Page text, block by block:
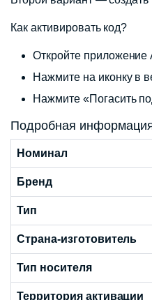
Как активировать код?
Откройте приложение
Нажмите на иконку в
Нажмите «Погасить
Подробная
Номинал
Бренд
Тип
Страна-изготовитель
Тип носителя
Территория активации